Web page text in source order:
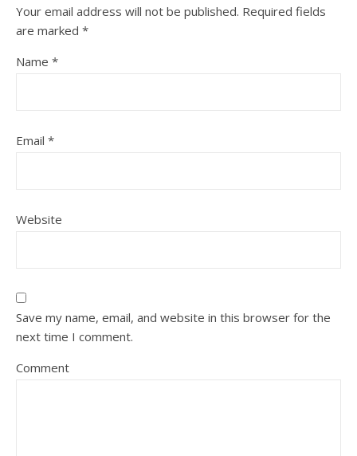
Your email address will not be published. Required fields
are marked *
Name *
Email *
Website
Save my name, email, and website in this browser for the
next time I comment.
Comment